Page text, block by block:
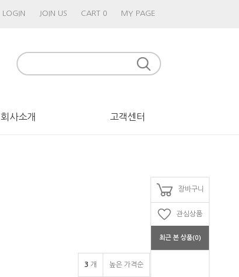
LOGIN JOIN US CART 0 MY PAGE
회사소개 고객센터
장바구니
관심상품
최근 본 상품(0)
3 개 높은 가격순